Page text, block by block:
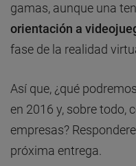
gamas, aunque una
orientación a
fase de la realidad
Así que, ¿qué
en 2016 y, sobre todo,
empresas?
próxima entrega.